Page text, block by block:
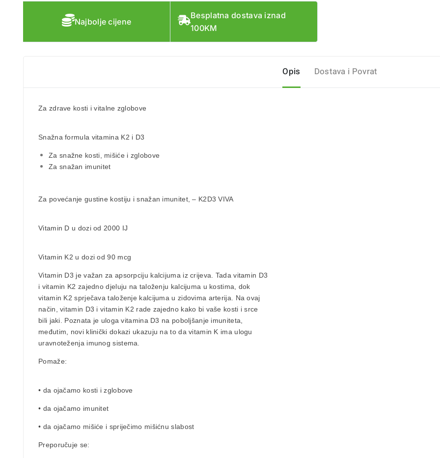
Najbolje cijene
Besplatna dostava iznad
100KM
Opis Dostava i Povrat
Za zdrave kosti i vitalne zglobove
Snažna formula vitamina K2 i D3
Za snažne kosti, mišiće i zglobove
Za snažan imunitet
Za povećanje gustine kostiju i snažan imunitet, – K2D3 VIVA
Vitamin D u dozi od 2000 IJ
Vitamin K2 u dozi od 90 mcg
Vitamin D3 je važan za apsorpciju kalcijuma iz crijeva. Tada vitamin D3
i vitamin K2 zajedno djeluju na taloženju kalcijuma u ​​kostima, dok
vitamin K2 sprječava taloženje kalcijuma u ​​zidovima arterija. Na ovaj
način, vitamin D3 i vitamin K2 rade zajedno kako bi vaše kosti i srce
bili jaki. Poznata je uloga vitamina D3 na poboljšanje imuniteta,
međutim, novi klinički dokazi ukazuju na to da vitamin K ima ulogu
uravnoteženja imunog sistema.
Pomaže:
• da ojačamo kosti izglobove
• da ojačamo imunitet
• da ojačamo mišiće i spriječimo mišićnu slabost
Preporučuje se: